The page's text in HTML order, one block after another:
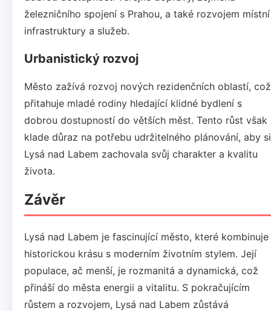
železničního spojení s Prahou, a také rozvojem místní
infrastruktury a služeb.
Urbanistický rozvoj
Město zažívá rozvoj nových rezidenčních oblastí, což
přitahuje mladé rodiny hledající klidné bydlení s
dobrou dostupností do větších měst. Tento růst však
klade důraz na potřebu udržitelného plánování, aby si
Lysá nad Labem zachovala svůj charakter a kvalitu
života.
Závěr
Lysá nad Labem je fascinující město, které kombinuje
historickou krásu s moderním životním stylem. Její
populace, ač menší, je rozmanitá a dynamická, což
přináší do města energii a vitalitu. S pokračujícím
růstem a rozvojem, Lysá nad Labem zůstává